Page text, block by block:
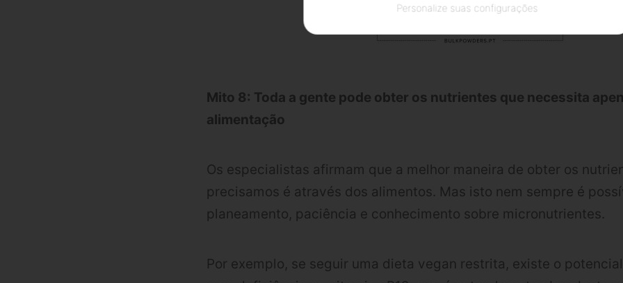
Mito 8: Toda a gente pode obter os nutrientes que necessita
alimentação
Os especialistas afirmam que a melhor maneira de obter os
precisamos é através dos alimentos. Mas isto nem sempre é
planeamento, paciência e conhecimento sobre micronutrientes.
Por exemplo, se seguir uma dieta vegan restrita, existe o
Personalize suas configurações